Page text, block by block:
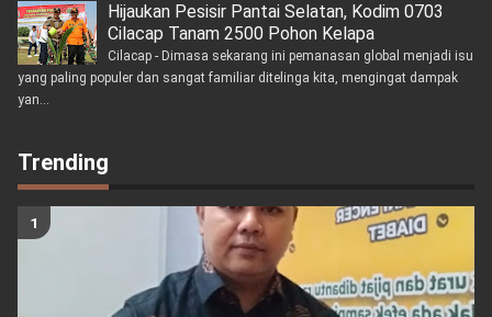
Hijaukan Pesisir Pantai Selatan, Kodim 0703
Cilacap Tanam 2500 Pohon Kelapa
Cilacap - Dimasa sekarang ini pemanasan global menjadi isu
yang paling populer dan sangat familiar ditelinga kita, mengingat dampak
yan...
Trending